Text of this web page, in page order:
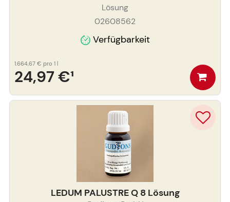
Lösung
02608562
Verfügbarkeit
24,97 €¹
1.664,67 € pro 1 l
LEDUM PALUSTRE Q 8 Lösung